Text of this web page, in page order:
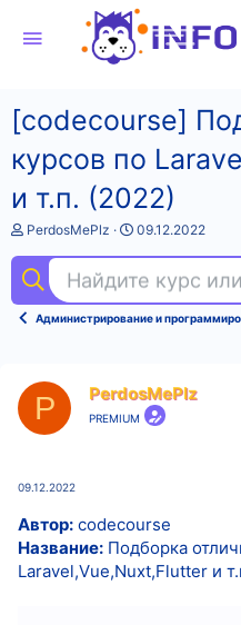
[codecourse]
курсов по
и т.п. (2022)
А
т
о
т
PerdosMePlz
Д
а
н
а
а
09.12.2022
Администрирование и
P PerdosMePlz
PREMIUM
09.12.2022
Автор: codecourse
Название: Подборка
Laravel,Vue,Nuxt,Flutter и